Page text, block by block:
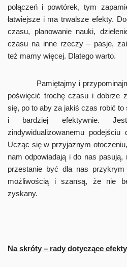
połączeń i powtórek, tym
łatwiejsze i ma trwalsze efekty.
czasu, planowanie nauki,
czasu na inne rzeczy – pasje,
też mamy więcej. Dlatego warto.
Pamiętajmy i przypominajmy
poświęcić trochę czasu i dobrze
się, po to aby za jakiś czas robić to
i bardziej efektywnie.
zindywidualizowanemu
Ucząc się w przyjaznym
nam odpowiadają i do nas
przestanie być dla nas
możliwością i szansą, że nie
zyskany.
Na skróty – rady dotyczące